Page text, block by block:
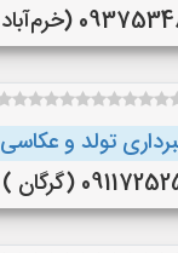
(خرم‌آباد )
تولد و عکاسی
(گرگان )